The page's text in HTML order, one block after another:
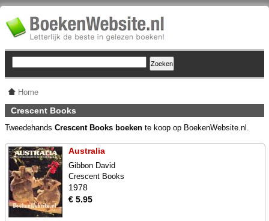
Home
Crescent Books
Tweedehands Crescent Books boeken te koop op BoekenWebsite.nl.
Australia
Gibbon David
Crescent Books
1978
€ 5.95